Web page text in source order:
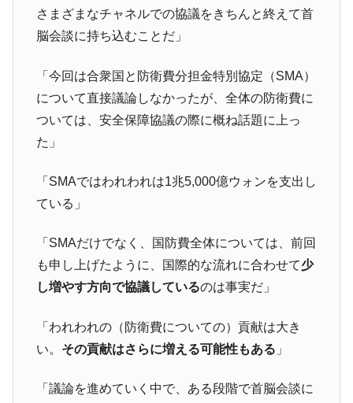
府県とは？
Fact1 奇跡の毛色「白毛馬」とは？
Fact1
全て勝つといくら？ 競馬GI競走で勝利騎手がもら
える賞金とは？
Fact1
なスーパーリーグとは？
Fact1
日本人マスターズ挑戦の歴史。松山以前に最高位
甲子園通算本塁打、最多の清原に次いで多く打っ
ている意外な選手とは？
さまざまなチャネルでの協議をきちんと終えて首
脳会談に持ち込むことだ」
「今回は合衆国と防衛費分担金特別協定（SMA）
について直接議論しなかったが、全体の防衛費に
ついては、安全保障協議の際に概ね話題に上っ
た」
「SMAではわれわれは1兆5,000億ウォンを支出し
ている」
「SMAだけでなく、国防費全体については、前回
も申し上げたように、国際的な流れに合わせて少
し増やす方向で協議しているのは事実だ」
「われわれの（防衛費についての）貢献は大き
い。 その貢献はさらに増える可能性もある 」
「議論を進めていく中で、ある段階で首脳会談に